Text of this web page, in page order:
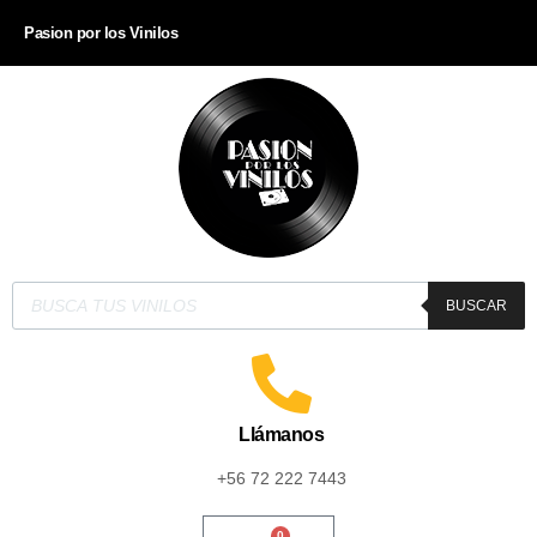
Pasion por los Vinilos
BUSCAR
Llámanos
+56 72 222 7443